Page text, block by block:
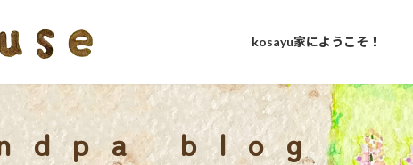
kosayu家にようこそ！
blog